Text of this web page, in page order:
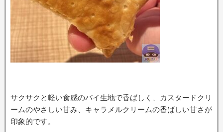
サクサクと軽い食感のパイ生地で香ばしく、カスタードクリ
ームのやさしい甘み、キャラメルクリームの香ばしい甘さが
印象的です。